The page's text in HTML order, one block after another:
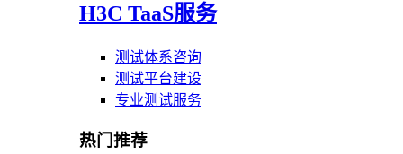
H3C TaaS服务
测试体系咨询
测试平台建设
专业测试服务
热门推荐